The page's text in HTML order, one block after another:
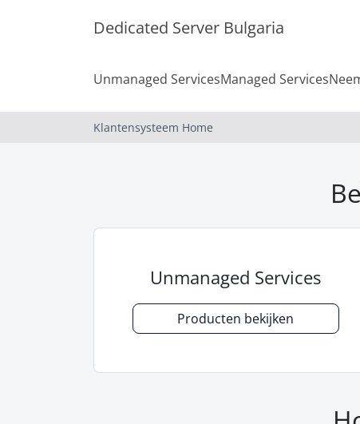
Dedicated Server Bulgaria
Unmanaged ServicesManaged Services
Klantensysteem Home
Unmanaged Services
Producten bekijken